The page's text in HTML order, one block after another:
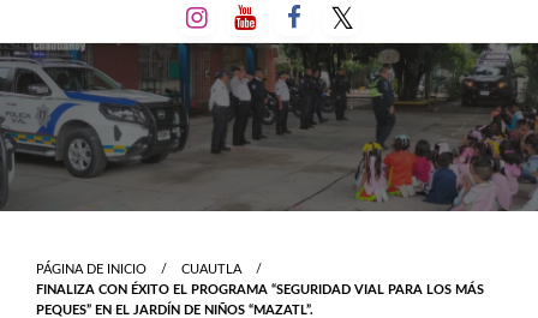
al
contenido
PÁGINA DE INICIO
CUAUTLA
FINALIZA CON ÉXITO EL PROGRAMA “SEGURIDAD VIAL PARA LOS MÁS
PEQUES” EN EL JARDÍN DE NIÑOS “MAZATL”.